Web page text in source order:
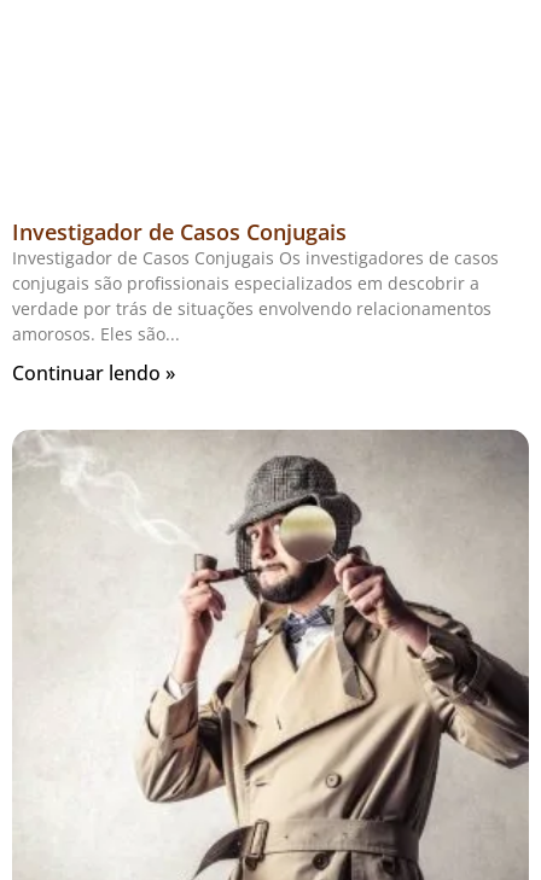
Investigador de Casos Conjugais
Investigador de Casos Conjugais Os investigadores de casos
conjugais são profissionais especializados em descobrir a
verdade por trás de situações envolvendo relacionamentos
amorosos. Eles são
Continuar lendo »